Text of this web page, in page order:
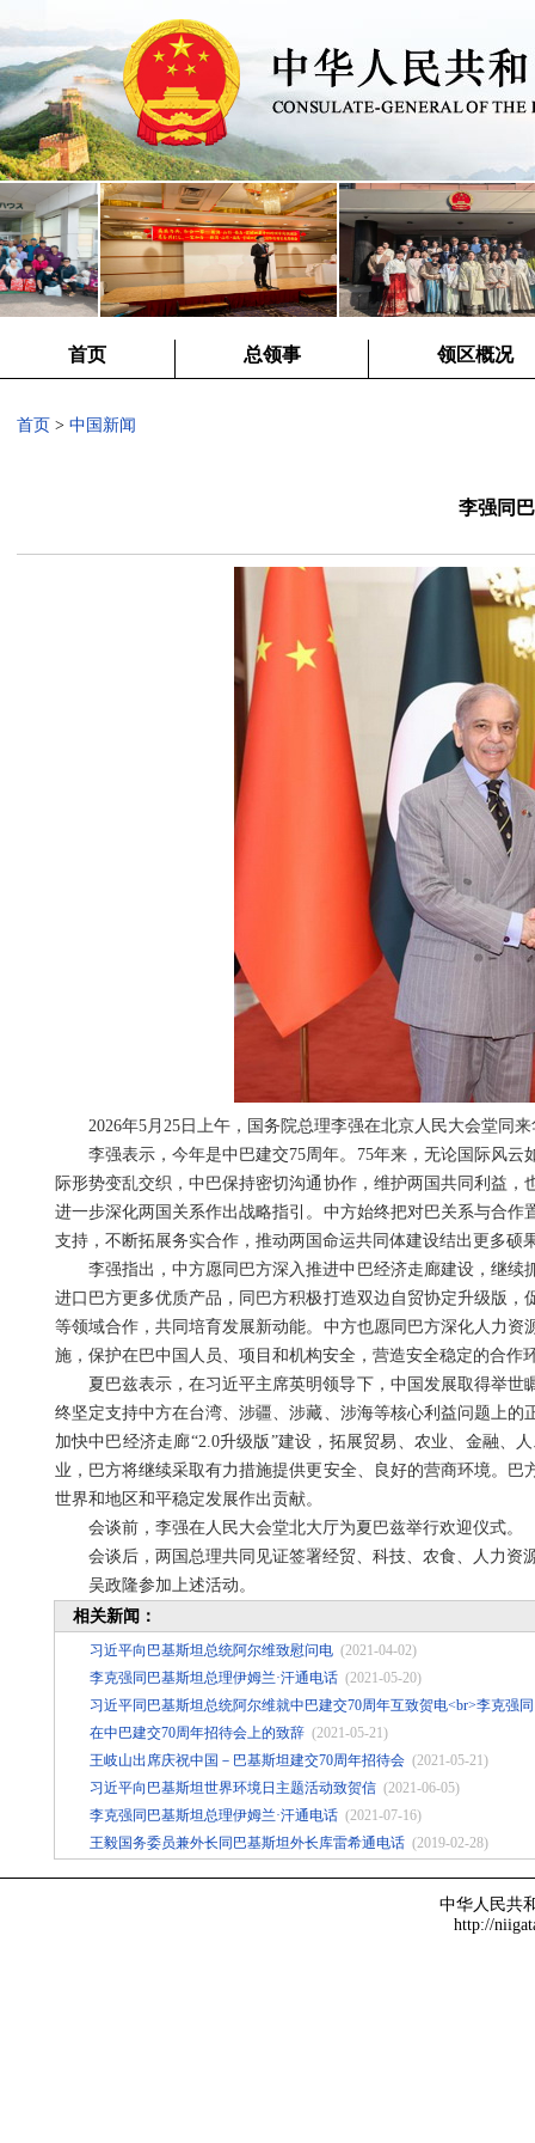
首页 总领事 领区概况
首页 > 中国新闻
李强同
2026年5月25日上午，国务院总理李强在北京人民大会堂同
李强表示，今年是中巴建交75周年。75年来，无论国际风
际形势变乱交织，中巴保持密切沟通协作，维护两国共同利益
进一步深化两国关系作出战略指引。中方始终把对巴关系与合
支持，不断拓展务实合作，推动两国命运共同体建设结出更多硕
李强指出，中方愿同巴方深入推进中巴经济走廊建设，继
进口巴方更多优质产品，同巴方积极打造双边自贸协定升级版
等领域合作，共同培育发展新动能。中方也愿同巴方深化人力
施，保护在巴中国人员、项目和机构安全，营造安全稳定的合作
夏巴兹表示，在习近平主席英明领导下，中国发展取得举
终坚定支持中方在台湾、涉疆、涉藏、涉海等核心利益问题上
加快中巴经济走廊“2.0升级版”建设，拓展贸易、农业、金融、
业，巴方将继续采取有力措施提供更安全、良好的营商环境。
世界和地区和平稳定发展作出贡献。
会谈前，李强在人民大会堂北大厅为夏巴兹举行欢迎仪式。
会谈后，两国总理共同见证签署经贸、科技、农食、人力资
吴政隆参加上述活动。
相关新闻：
习近平向巴基斯坦总统阿尔维致慰问电 (2021-04-02)
李克强同巴基斯坦总理伊姆兰·汗通电话 (2021-05-20)
习近平同巴基斯坦总统阿尔维就中巴建交70周年互致贺电<br>李克强
在中巴建交70周年招待会上的致辞 (2021-05-21)
王岐山出席庆祝中国－巴基斯坦建交70周年招待会 (2021-05-21)
习近平向巴基斯坦世界环境日主题活动致贺信 (2021-06-05)
李克强同巴基斯坦总理伊姆兰·汗通电话 (2021-07-16)
王毅国务委员兼外长同巴基斯坦外长库雷希通电话 (2019-02-28)
中华人民共
http://